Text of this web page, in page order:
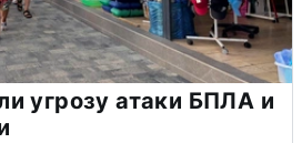
угрозу атаки БПЛА и